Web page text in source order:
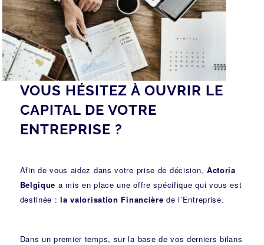
VOUS HÉSITEZ À OUVRIR LE
CAPITAL DE VOTRE
ENTREPRISE ?
Afin de vous aidez dans votre prise de décision, Actoria
Belgique a mis en place une offre spécifique qui vous est
destinée :la valorisation Financièrede l’Entreprise.
Dans un premier temps, sur la base de vos derniers bilans